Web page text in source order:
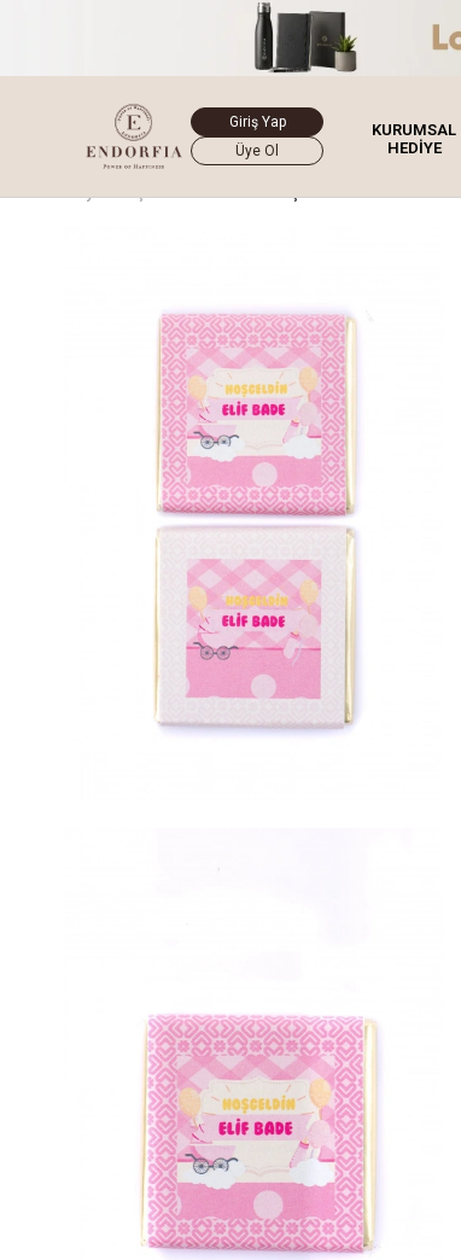
Giriş Yap
Üye Ol
KURUMSAL
HEDİYE